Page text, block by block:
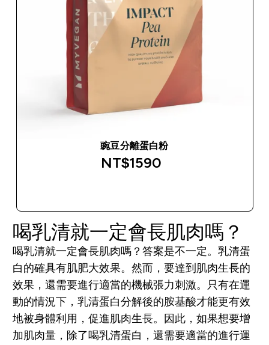
豌豆分離蛋白粉
NT$1590‎
喝乳清就一定會長肌肉嗎？
喝乳清就一定會長肌肉嗎？答案是不一定。乳清蛋
白的確具有肌肥大效果。然而，要達到肌肉生長的
效果，還需要進行適當的機械張力刺激。只有在運
動的情況下，乳清蛋白分解後的胺基酸才能更有效
地被身體利用，促進肌肉生長。因此，如果想要增
加肌肉量，除了喝乳清蛋白，還需要適當的進行運